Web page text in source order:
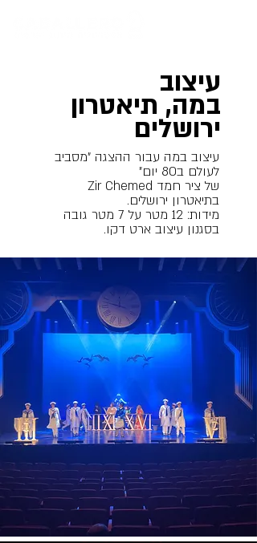
עיצוב
במה, תיאטרון
ירושלים
עיצוב במה עבור ההצגה "מסביב
לעולם ב80 יום"
של ציר חמד Zir Chemed
בתיאטרון ירושלים.
מידות:
12 מטר על 7 מטר גובה
בסגנון עיצוב ארט דקו.